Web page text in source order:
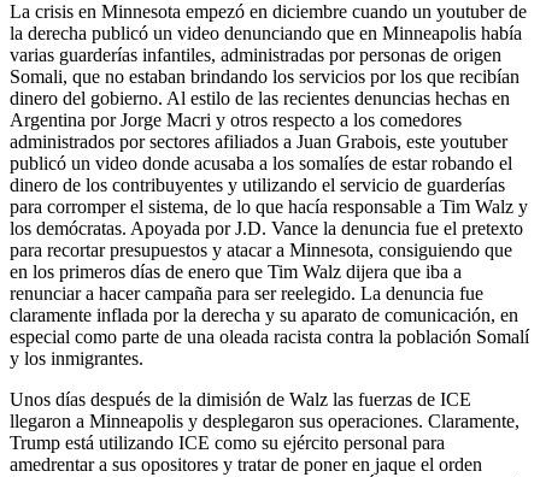
La crisis en Minnesota empezó en diciembre cuando un youtuber de
la derecha publicó un video denunciando que en Minneapolis había
varias guarderías infantiles, administradas por personas de origen
Somali, que no estaban brindando los servicios por los que recibían
dinero del gobierno. Al estilo de las recientes denuncias hechas en
Argentina por Jorge Macri y otros respecto a los comedores
administrados por sectores afiliados a Juan Grabois, este youtuber
publicó un video donde acusaba a los somalíes de estar robando el
dinero de los contribuyentes y utilizando el servicio de guarderías
para corromper el sistema, de lo que hacía responsable a Tim Walz y
los demócratas. Apoyada por J.D. Vance la denuncia fue el pretexto
para recortar presupuestos y atacar a Minnesota, consiguiendo que
en los primeros días de enero que Tim Walz dijera que iba a
renunciar a hacer campaña para ser reelegido. La denuncia fue
claramente inflada por la derecha y su aparato de comunicación, en
especial como parte de una oleada racista contra la población Somalí
y los inmigrantes.
Unos días después de la dimisión de Walz las fuerzas de ICE
llegaron a Minneapolis y desplegaron sus operaciones. Claramente,
Trump está utilizando ICE como su ejército personal para
amedrentar a sus opositores y tratar de poner en jaque el orden